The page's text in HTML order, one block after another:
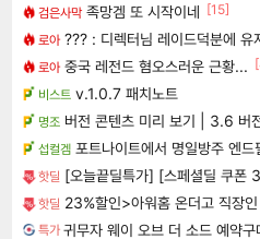
검은사막 족망겜 또 시작이네
[15]
로아 ??? : 디렉터님 레이드덕분에 유
로아 중국 레전드 혐오스러운 근황...
비스트 v.1.0.7 패치노트
명조 버전 콘텐츠 미리 보기 | 3.6 버전 「신기루 속 등불 그림자
섭컬겜 포트나이트에서 명일방주 엔
핫딜 [오늘끝딜특가] [스페셜딜 쿠폰 3만] 삼성 갤럭시탭 S10
핫딜 23%할인>아워홈 온더고 직장
특가